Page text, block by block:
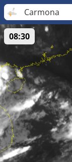
Carmona
08:30